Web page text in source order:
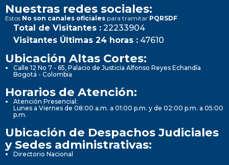
Nuestras redes sociales:
Estos No son canales oficiales para tramitar PQRSDF
Total de Visitantes : 22233904
Visitantes Últimas 24 horas : 47610
Ubicación Altas Cortes:
Calle 12 No 7 - 65, Palacio de Justicia Alfonso Reyes Echandía
Bogotá - Colombia
Horarios de Atención:
Atención Presencial:
Lunes a Viernes de 08:00 a.m. a 01:00 p.m. y de 02:00 p.m. a 05:00
p.m.
Ubicación de Despachos Judiciales
y Sedes administrativas:
Directorio Nacional